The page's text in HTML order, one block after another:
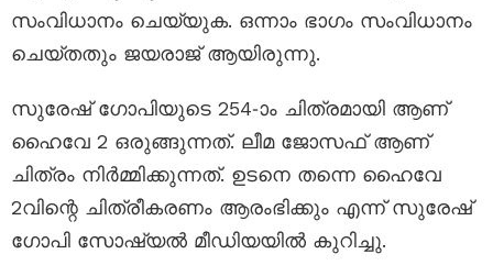
സംവിധാനം ചെയ്യുക. ഒന്നാം ഭാഗം സംവിധാനം
ചെയ്തതും ജയരാജ് ആയിരുന്നു.
സുരേഷ് ഗോപിയുടെ 254-ാം ചിത്രമായി ആണ്
ഹൈവേ 2 ഒരുങ്ങുന്നത്. ലീമ ജോസഫ് ആണ്
ചിത്രം നിർമ്മിക്കുന്നത്. ഉടനെ തന്നെ ഹൈവേ
2വിന്റെ ചിത്രീകരണം ആരംഭിക്കും എന്ന് സുരേഷ്
ഗോപി സോഷ്യൽ മീഡിയയിൽ കുറിച്ചു.